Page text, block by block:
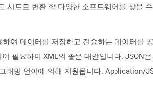
시트로 변환 할 다양한 소프트웨어를 찾을
여 데이터를 저장하고 전송하는 데이터를
필요하며 XML의 좋은 대안입니다. JSON
래밍 언어에 의해 지원됩니다. Application/